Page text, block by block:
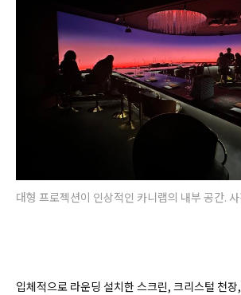
대형 프로젝션이 인상적인 카니랩의 내부 공간.
입체적으로 라운딩 설치한 스크린, 크리스털 천